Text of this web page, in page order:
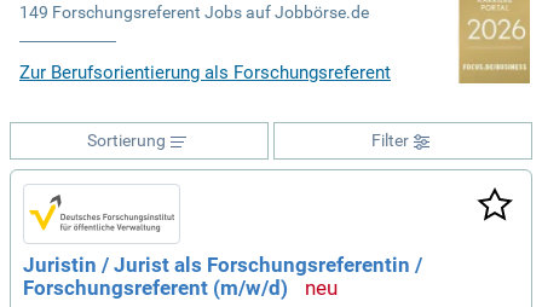
149 Forschungsreferent Jobs auf Jobbörse.de
Zur Berufsorientierung als Forschungsreferent
Filter
Sortierung
Juristin / Jurist als Forschungsreferentin /
Forschungsreferent (m/w/d)